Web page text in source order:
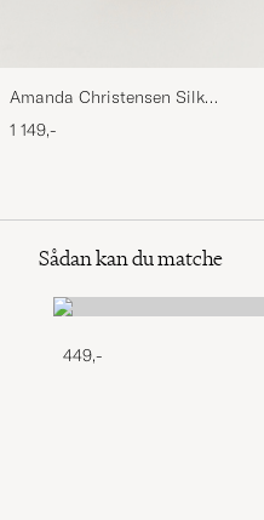
Amanda Christensen Silk
Grenadine 8 cm Tie Wine
1 149,-
Sådan kan du matche
449,-